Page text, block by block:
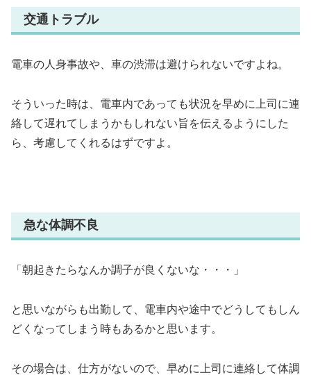
交通トラブル
電車の人身事故や、車の渋滞は避けられないですよね。
そういった時は、電車内であっても状況を早めに上司に連
絡して遅れてしまうかもしれない旨を伝えるようにした
ら、考慮してくれるはずですよ。
急な体調不良
「朝起きたらなんか調子が良くないな・・・」
と思いながらも出勤して、電車内や途中でどうしてもしん
どくなってしまう時もあるかと思います。
その場合は、仕方がないので、早めに上司に連絡して体調